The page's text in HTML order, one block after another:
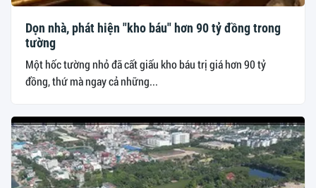
Dọn nhà, phát hiện "kho báu" hơn 90 tỷ đồng trong
tường
Một hốc tường nhỏ đã cất giấu kho báu trị giá hơn 90 tỷ
đồng, thứ mà ngay cả những...